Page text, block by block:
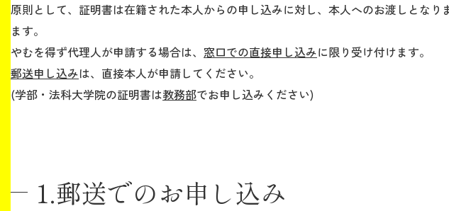
入試情報サイト
2026年9月入学者向け 新入生サイト
原則として、証明書は在籍された本人からの申し込みに対し、本人へのお渡しとな
ます。
やむを得ず代理人が申請する場合は、 窓口での直接申し込みに限り受け付けます。
郵送申し込みは、直接本人が申請してください。
(学部・法科大学院の証明書は教務部でお申し込みください)
1.郵送でのお申し込み